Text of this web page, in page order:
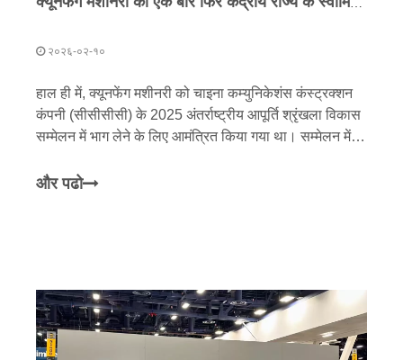
क्यूनफेंग मशीनरी को एक बार फिर केंद्रीय राज्य के स्वामित्व वाले उद्यम से मान्यता मिली है! इसे लगातार तीसरे वर्ष सीसीसीसी द्वारा '2025 क्लास ए सप्लायर' का दर्जा दिया गया है।
२०२६-०२-१०
हाल ही में, क्यूनफेंग मशीनरी को चाइना कम्युनिकेशंस कंस्ट्रक्शन
कंपनी (सीसीसीसी) के 2025 अंतर्राष्ट्रीय आपूर्ति श्रृंखला विकास
सम्मेलन में भाग लेने के लिए आमंत्रित किया गया था। सम्मेलन में
अग्रणी कंपनियों के प्रतिनिधियों को संयुक्त रूप से एक साथ लाया
और पढो